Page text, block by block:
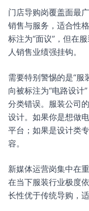
门店导购岗覆盖面最
销售与服务，适合性
标注为“面议”，但在
人销售业绩强挂钩。
需要特别警惕的是“服
向被标注为“电路设计
分类错误。服装公司
设计。如果你是想做
平台；如果是设计类
容。
新媒体运营岗集中在
在当下服装行业极度
长性优于传统导购，